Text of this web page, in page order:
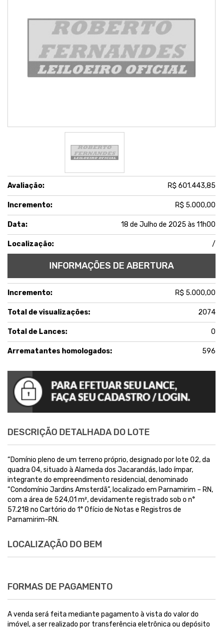
Avaliação: R$ 601.443,85
Incremento: R$ 5.000,00
Data: 18 de Julho de 2025 às 11h00
Localização: /
INFORMAÇÕES DE ABERTURA
Incremento: R$ 5.000,00
Total de visualizações: 2074
Total de Lances: 0
Arrematantes homologados: 596
DESCRIÇÃO DETALHADA DO LOTE
“Domínio pleno de um terreno próprio, designado por lote 02, da
quadra 04, situado à Alameda dos Jacarandás, lado ímpar,
integrante do empreendimento residencial, denominado
“Condomínio Jardins Amsterdã”, localizado em Parnamirim – RN,
com a área de 524,01 m², devidamente registrado sob o n°
57.218 no Cartório do 1° Ofício de Notas e Registros de
Parnamirim-RN.
LOCALIZAÇÃO DO BEM
FORMAS DE PAGAMENTO
A venda será feita mediante pagamento à vista do valor do
imóvel, a ser realizado por transferência eletrônica ou depósito